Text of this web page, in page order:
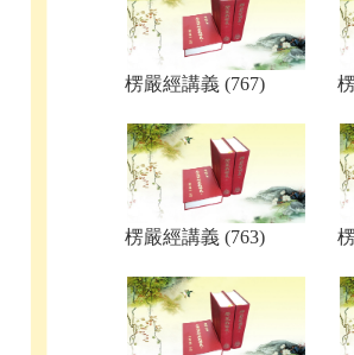
楞嚴經講義 (767)
楞嚴經講義 (763)